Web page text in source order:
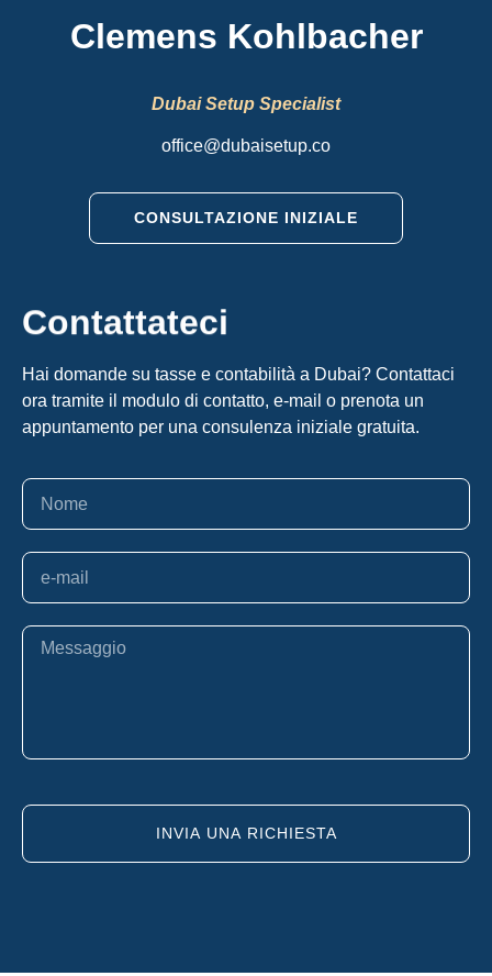
Clemens Kohlbacher
Dubai Setup Specialist
office@dubaisetup.co
CONSULTAZIONE INIZIALE
Contattateci
Hai domande su tasse e contabilità a Dubai? Contattaci
ora tramite il modulo di contatto, e-mail o prenota un
appuntamento per una consulenza iniziale gratuita.
INVIA UNA RICHIESTA